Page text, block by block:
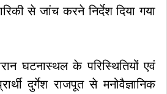
से जांच करने निर्देश दिया गया
घटनास्थल के परिस्थितियों एवं
दुर्गेश राजपूत से मनोवैज्ञानिक